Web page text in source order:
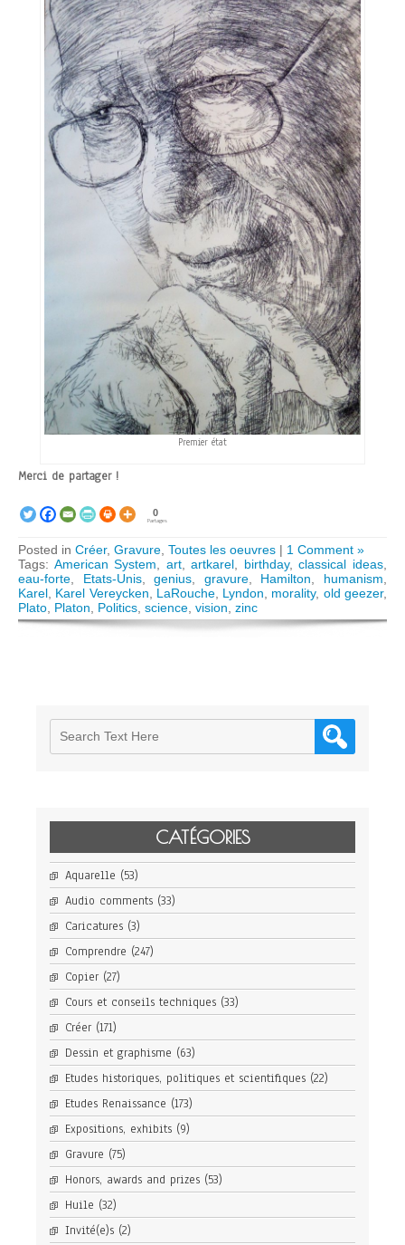
Premier état
Merci de partager !
0
Partages
Posted in Créer, Gravure Toutes les oeuvres | 1 Comment »
Tags: American System art,artkarel birthday,classical ideas
eau-forte
Etats-Unis,genius gravure, Hamilton humanism
Karel Karel Vereycken LaRouche, Lyndon morality, old geezer,
Plato Platon Politics science vision zinc
CATÉGORIES
Aquarelle (53)
Audio comments (33)
Caricatures (3)
Comprendre (247)
Copier (27)
Cours et conseils techniques (33)
Créer (171)
Dessin et graphisme (63)
Etudes historiques, politiques et scientifiques (22)
Etudes Renaissance (173)
Expositions, exhibits (9)
Gravure (75)
Honors, awards and prizes (53)
Huile (32)
Invité(e)s (2)